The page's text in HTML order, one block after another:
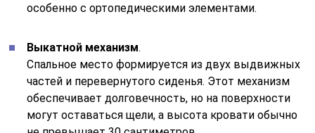
особенно с ортопедическими элементами.
Выкатной механизм.
Спальное место формируется из двух выдвижных
частей и перевернутого сиденья. Этот механизм
обеспечивает долговечность, но на поверхности
могут оставаться щели, а высота кровати обычно